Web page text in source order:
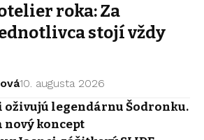
roka: Za
stojí vždy
10. augusta 2026
oživujú legendárnu Šodronku.
koncept